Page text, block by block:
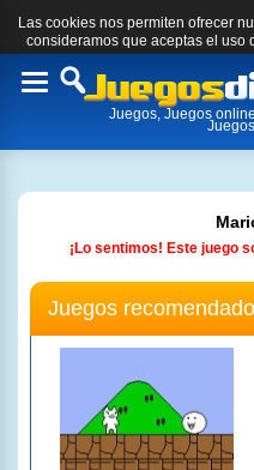
Las cookies nos permiten ofrecer
consideramos que aceptas el uso
Toggle
Juegos, Juegos
¡Lo sentimos! Este juego
Juegos